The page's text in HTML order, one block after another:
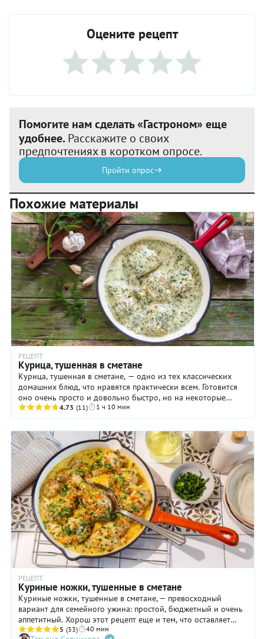
Оцените рецепт
Помогите нам сделать «Гастроном» еще
удобнее. Расскажите о своих
предпочтениях в коротком опросе.
Пройти опрос
Похожие материалы
РЕЦЕПТ
Курица, тушенная в сметане
Курица, тушенная в сметане, — одно из тех классических
домашних блюд, что нравятся практически всем. Готовится
оно очень просто и довольно быстро, но на некоторые
детали все-таки стоит обратить ...
4.73 (11) 1 ч 10 мин
РЕЦЕПТ
Куриные ножки, тушенные в сметане
Куриные ножки, тушенные в сметане, — превосходный
вариант для семейного ужина: простой, бюджетный и очень
аппетитный. Хорош этот рецепт еще и тем, что оставляет
хозяйке простор для кулинарной фантазии. Например, если
5 (33) 40 мин